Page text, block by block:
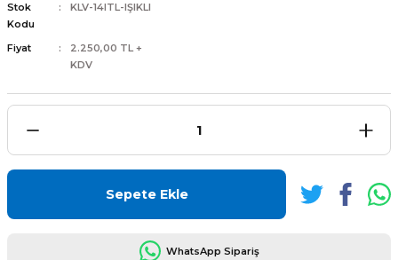
Stok
Kodu
KLV-14ITL-IŞIKLI
Fiyat
2.250,00 TL +
KDV
Sepete Ekle
WhatsApp Sipariş